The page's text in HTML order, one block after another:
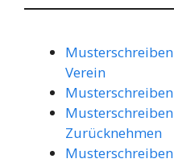
Verein
Zurücknehmen